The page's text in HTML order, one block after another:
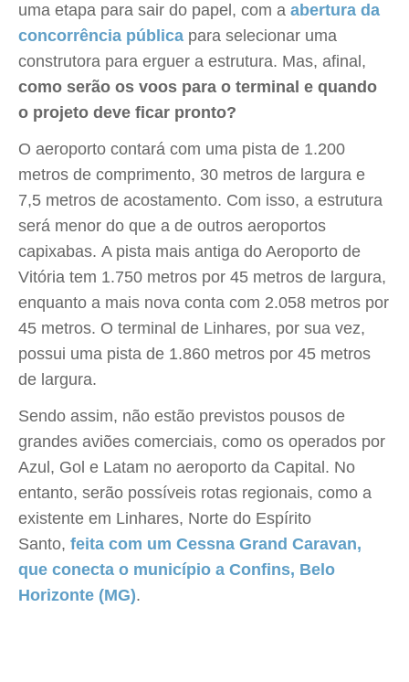
uma etapa para sair do papel, com a abertura da
concorrência pública para selecionar uma
construtora para erguer a estrutura. Mas, afinal,
como serão os voos para o terminal e quando
o projeto deve ficar pronto?
O aeroporto contará com uma pista de 1.200
metros de comprimento, 30 metros de largura e
7,5 metros de acostamento. Com isso, a estrutura
será menor do que a de outros aeroportos
capixabas. A pista mais antiga do Aeroporto de
Vitória tem 1.750 metros por 45 metros de largura,
enquanto a mais nova conta com 2.058 metros por
45 metros. O terminal de Linhares, por sua vez,
possui uma pista de 1.860 metros por 45 metros
de largura.
Sendo assim, não estão previstos pousos de
grandes aviões comerciais, como os operados por
Azul, Gol e Latam no aeroporto da Capital. No
entanto, serão possíveis rotas regionais, como a
existente em Linhares, Norte do Espírito
Santo, feita com um Cessna Grand Caravan,
que conecta o município a Confins, Belo
Horizonte (MG).